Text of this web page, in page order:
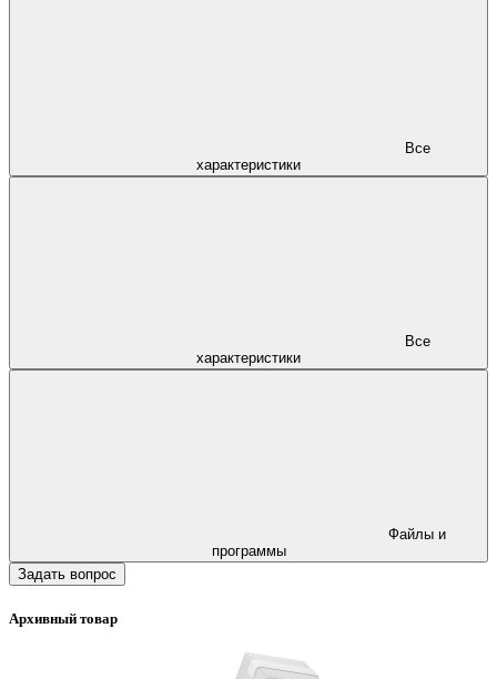
характеристики
характеристики
программы
Задать вопрос
Архивный товар